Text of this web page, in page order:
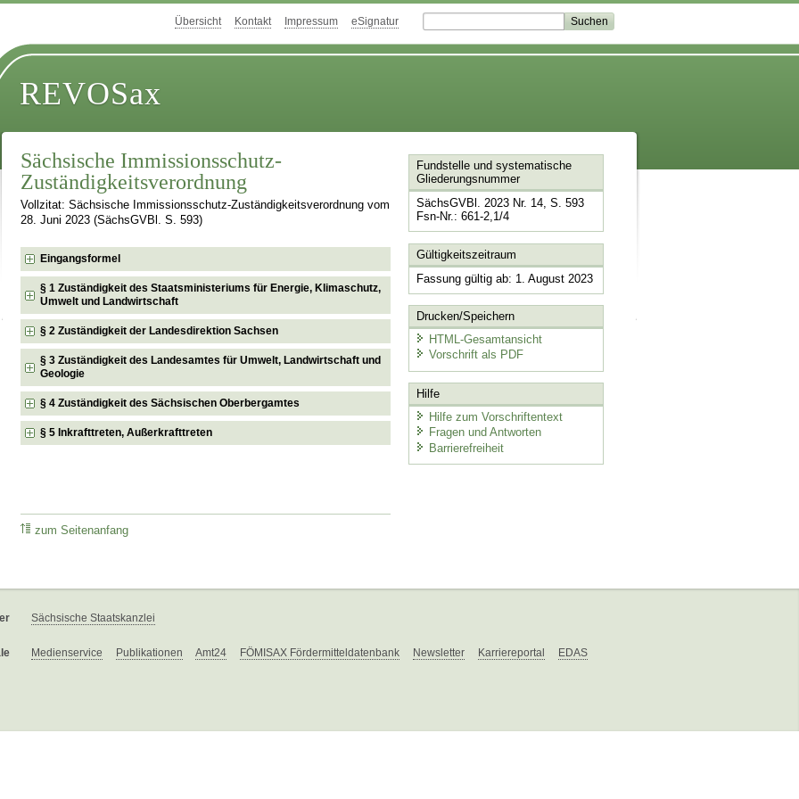
Übersicht Kontakt Impressum eSignatur
REVOSax
Sächsische Immissionsschutz-
Zuständigkeitsverordnung
Vollzitat: Sächsische Immissionsschutz-Zuständigkeitsverordnung vom
28. Juni 2023 (SächsGVBl. S. 593)
Eingangsformel
§ 1 Zuständigkeit des Staatsministeriums für Energie, Klimaschutz,
Umwelt und Landwirtschaft
§ 2 Zuständigkeit der Landesdirektion Sachsen
§ 3 Zuständigkeit des Landesamtes für Umwelt, Landwirtschaft und
Geologie
§ 4 Zuständigkeit des Sächsischen Oberbergamtes
§ 5 Inkrafttreten, Außerkrafttreten
zum Seitenanfang
Fundstelle und systematische
Gliederungsnummer
SächsGVBl. 2023 Nr. 14, S. 593
Fsn-Nr.: 661-2,1/4
Gültigkeitszeitraum
Fassung gültig ab: 1. August 2023
Drucken/Speichern
HTML-Gesamtansicht
Vorschrift als PDF
Hilfe
Hilfe zum Vorschriftentext
Fragen und Antworten
Barrierefreiheit
Sächsische Staatskanzlei
Medienservice Publikationen Amt24 FÖMISAX Fördermitteldatenbank Newsletter Karriereportal EDAS